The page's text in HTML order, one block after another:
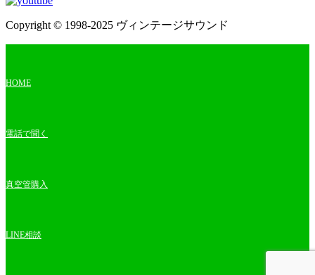
Copyright © 1998-2025 ヴィンテージサウンド
HOME
電話で聞く
真空管購入
LINE相談